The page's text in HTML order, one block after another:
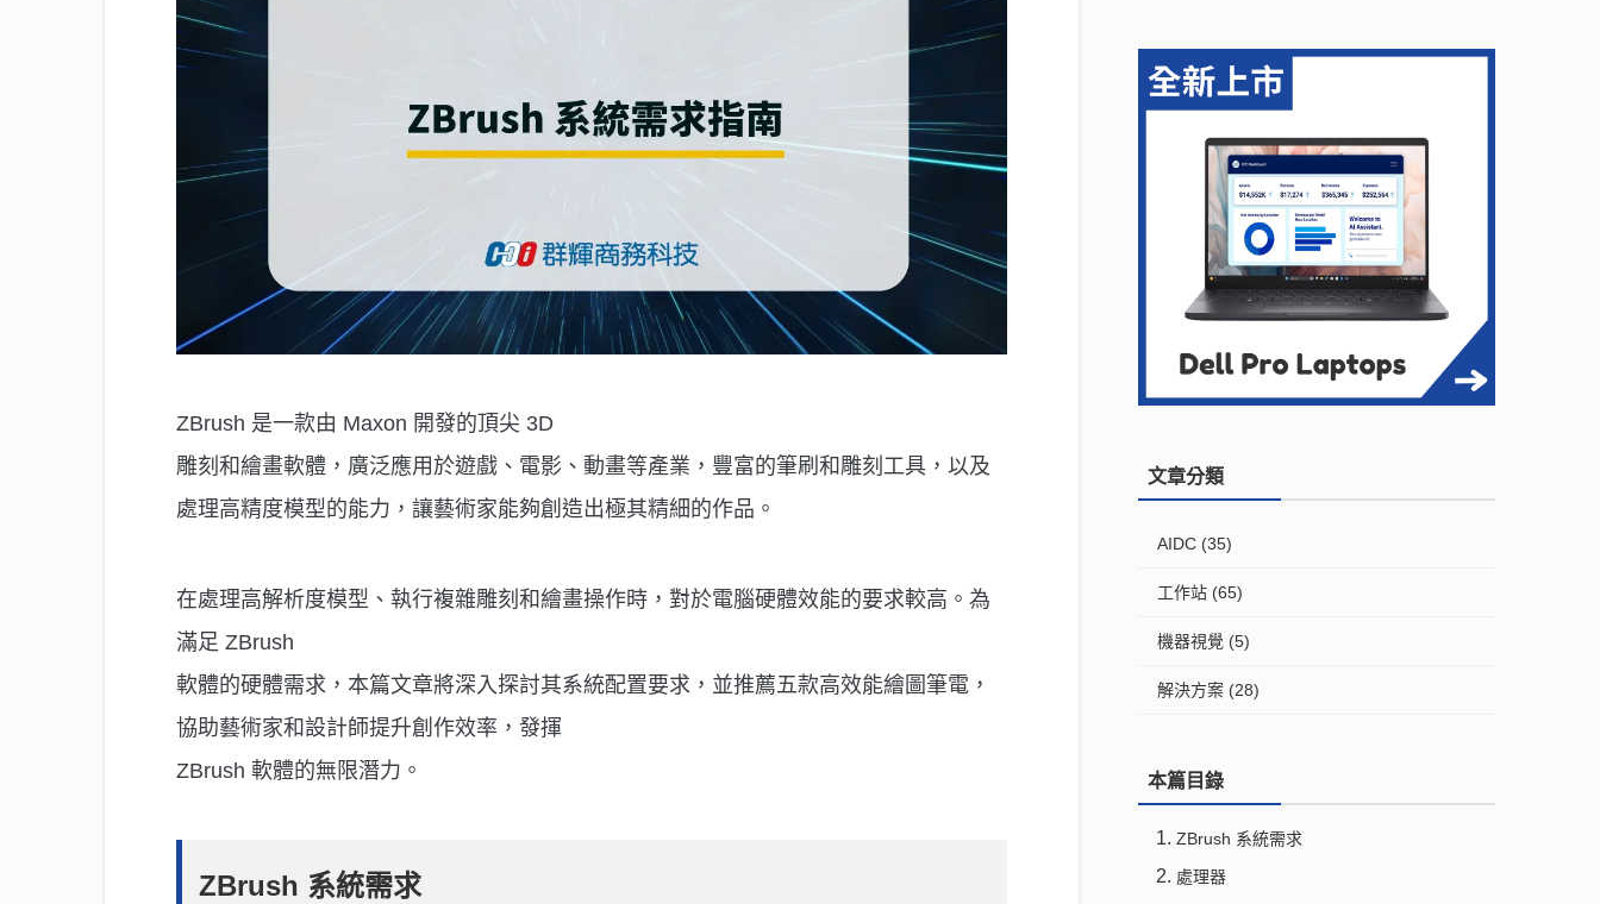
ZBrush 是一款由 Maxon 開發的頂尖 3D
雕刻和繪畫軟體，廣泛應用於遊戲、電影、動畫等產業，豐富的筆刷和雕刻工具，以及
處理高精度模型的能力，讓藝術家能夠創造出極其精細的作品。
在處理高解析度模型、執行複雜雕刻和繪畫操作時，對於電腦硬體效能的要求較高。為
滿足 ZBrush
軟體的硬體需求，本篇文章將深入探討其系統配置要求，並推薦五款高效能繪圖筆電，
協助藝術家和設計師提升創作效率，發揮
ZBrush 軟體的無限潛力。
ZBrush 系統需求
文章分類
AIDC (35)
工作站 (65)
機器視覺 (5)
解決方案 (28)
本篇目錄
ZBrush 系統需求
處理器